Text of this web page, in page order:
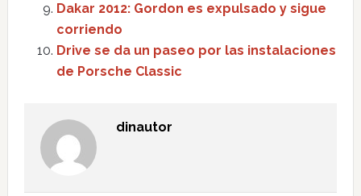
Dakar 2012: Gordon es expulsado y sigue
corriendo
Drive se da un paseo por las instalaciones
de Porsche Classic
dinautor